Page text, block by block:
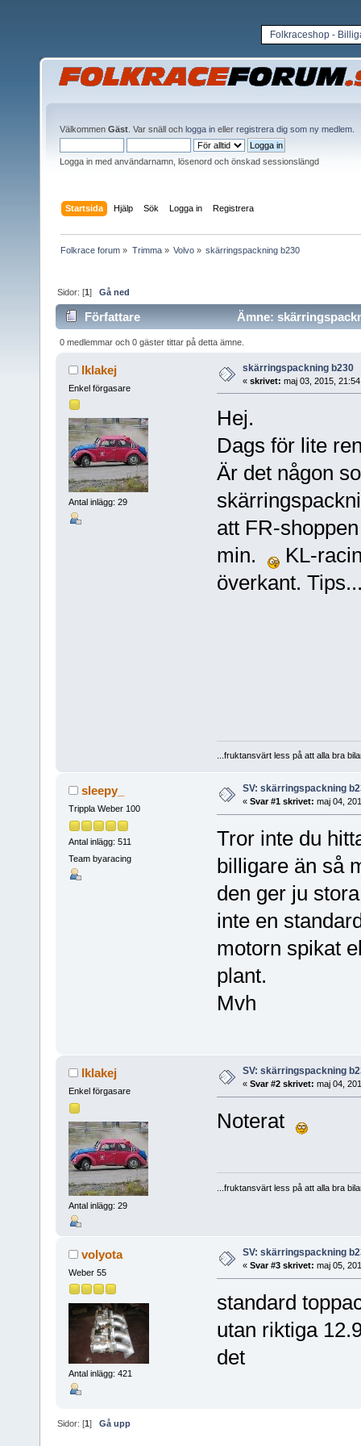
Folkraceshop -
Välkommen Gäst . Var snäll och logga in eller registrera dig som ny medlem
Logga in med användarnamn, lösenord och önskad sessionslängd
Startsida Hjälp Sök Logga in Registrera
Folkrace forum » Trimma» Volvo» skärringspackning b230
Sidor: [1]Gå ned
Författare Ämne:
0 medlemmar och 0 gäster tittar på detta ämne.
lklakej
Enkel förgasare
Antal inlägg: 29
skärringspackning b230
« skrivet: maj 03, 2015,
Hej.
Dags för lite
Är det någon
att FR-
min.
KL-
överkant.
...fruktansvärt less på att alla bra
sleepy_
Trippla Weber 100
Antal inlägg: 511
Team byaracing
SV: skärringspackning
« Svar #1 skrivet: maj 04,
Tror inte du
billigare än så
den ger ju
inte en
motorn spikat
plant.
Mvh
lklakej
Enkel förgasare
Antal inlägg: 29
SV: skärringspackning
« Svar #2 skrivet: maj 04,
Noterat
...fruktansvärt less på att alla bra
volyota
Weber 55
Antal inlägg: 421
SV: skärringspackning
« Svar #3 skrivet: maj 05,
standard
utan riktiga
det
Sidor: [1]Gå upp